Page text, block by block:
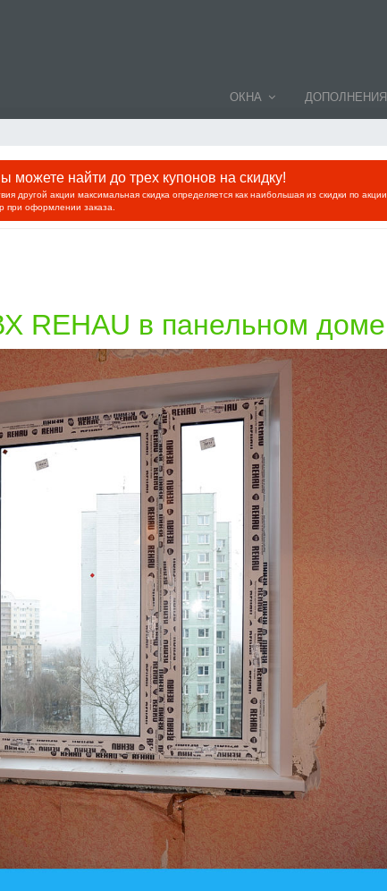
ОКНА ДОПОЛНЕНИЯ
найти до трех купонов на скидку!
другой акции максимальная скидка определяется как наибольшая из скидки по
при оформлении заказа.
REHAU в панельном доме